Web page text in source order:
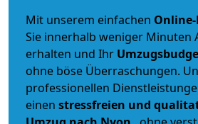
Mit unserem einfachen
Sie innerhalb weniger Minuten
erhalten und Ihr
ohne böse Überraschungen.
professionellen
einen stressfreien und